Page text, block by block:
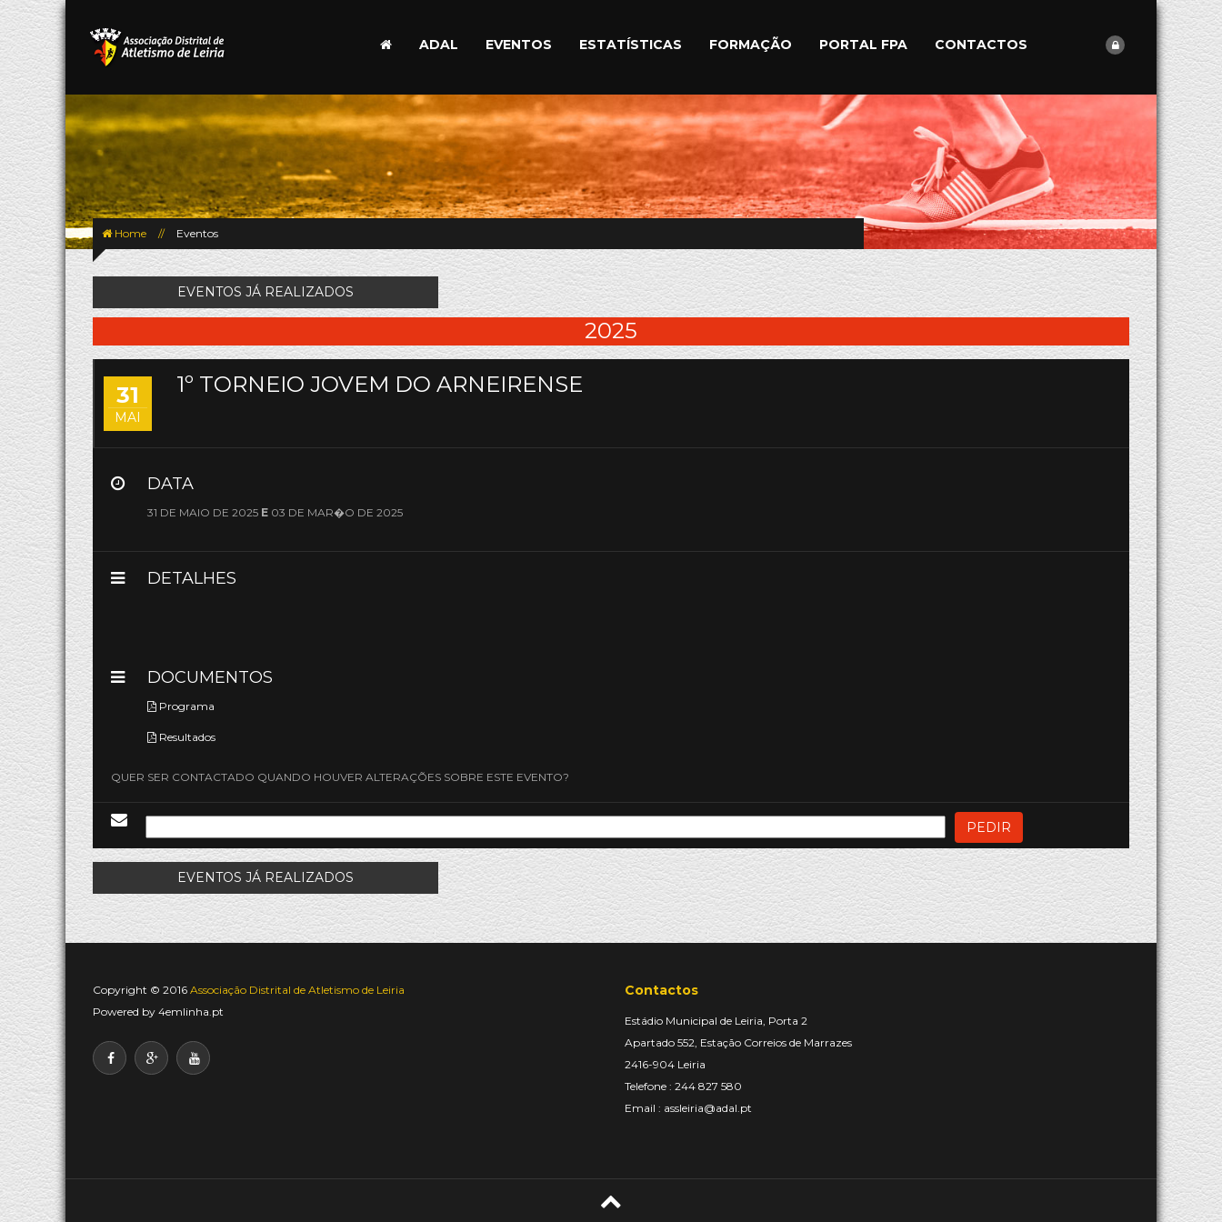
ADAL EVENTOS ESTATÍSTICAS FORMAÇÃO PORTAL FPA CONTACTOS
Home // Eventos
EVENTOS JÁ REALIZADOS
2025
31
MAI
1º TORNEIO JOVEM DO ARNEIRENSE
DATA
31 DE MAIO DE 2025 E 03 DE MAR�O DE 2025
DETALHES
DOCUMENTOS
Programa
Resultados
QUER SER CONTACTADO QUANDO HOUVER ALTERAÇÕES SOBRE ESTE EVENTO?
PEDIR
EVENTOS JÁ REALIZADOS
Copyright © 2016 Associação Distrital de Atletismo de Leiria
Powered by 4emlinha.pt
Contactos
Estádio Municipal de Leiria, Porta 2
Apartado 552, Estação Correios de Marrazes
2416-904 Leiria
Telefone : 244 827 580
Email : assleiria@adal.pt